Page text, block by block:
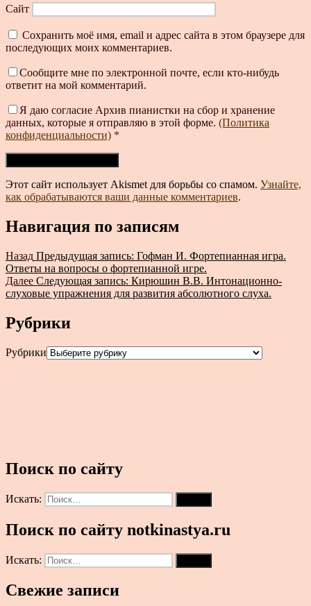
Сайт
Сохранить моё имя, email и адрес сайта в этом браузере для
последующих моих комментариев.
Сообщите мне по электронной почте, если кто-нибудь
ответит на мой комментарий.
Я даю согласие Архив пианистки на сбор и хранение
данных, которые я отправляю в этой форме. (Политика
конфиденциальности) *
Этот сайт использует Akismet для борьбы со спамом. Узнайте,
как обрабатываются ваши данные комментариев.
Навигация по записям
Назад Предыдущая запись: Гофман И. Фортепианная игра.
Ответы на вопросы о фортепианной игре.
Далее Следующая запись: Кирюшин В.В. Интонационно-
слуховые упражнения для развития абсолютного слуха.
Рубрики
Рубрики
Поиск по сайту
Искать:
Поиск по сайту notkinastya.ru
Искать:
Свежие записи